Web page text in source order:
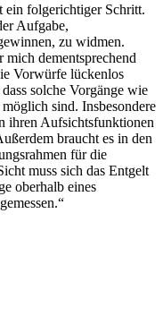
ein folgerichtiger Schritt.
Aufgabe,
zu widmen.
dementsprechend
Vorwürfe lückenlos
solche Vorgänge wie
sind. Insbesondere
ihren Aufsichtsfunktionen
braucht es in den
für die
muss sich das Entgelt
oberhalb eines